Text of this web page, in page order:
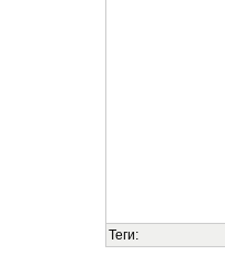
Теги: